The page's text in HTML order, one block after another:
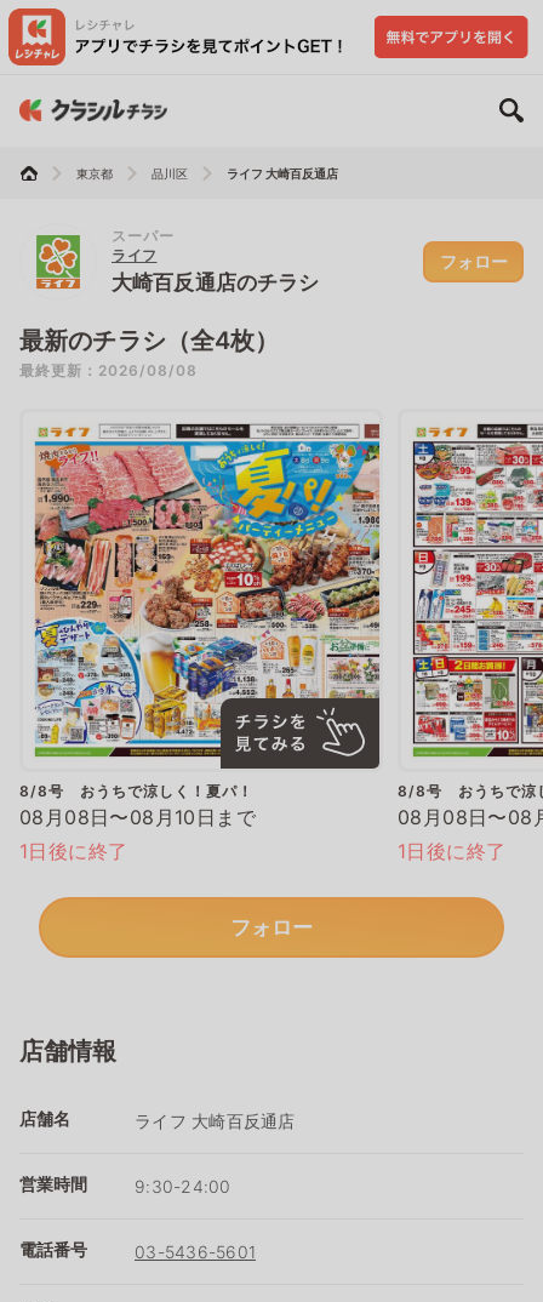
東京都 品川区 ライフ 大崎百反通店
スーパー
ライフ
大崎百反通店のチラシ
フォロー
最新のチラシ（全4枚）
最終更新：2026/08/08
8/8号 おうちで涼しく！夏パ！
08月08日〜08月10日まで
1日後に終了
8/8号 おうちで涼
08月08日〜08
1日後に終了
フォロー
店舗情報
店舗名 ライフ 大崎百反通店
営業時間 9:30-24:00
電話番号 03-5436-5601